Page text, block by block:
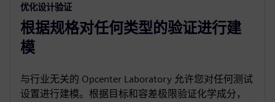
优化设计验证
根据规格对任何类型的验证进行建
模
与行业无关的 Opcenter Laboratory 允许您对任何测试
设置进行建模。根据目标和容差极限验证化学成分，